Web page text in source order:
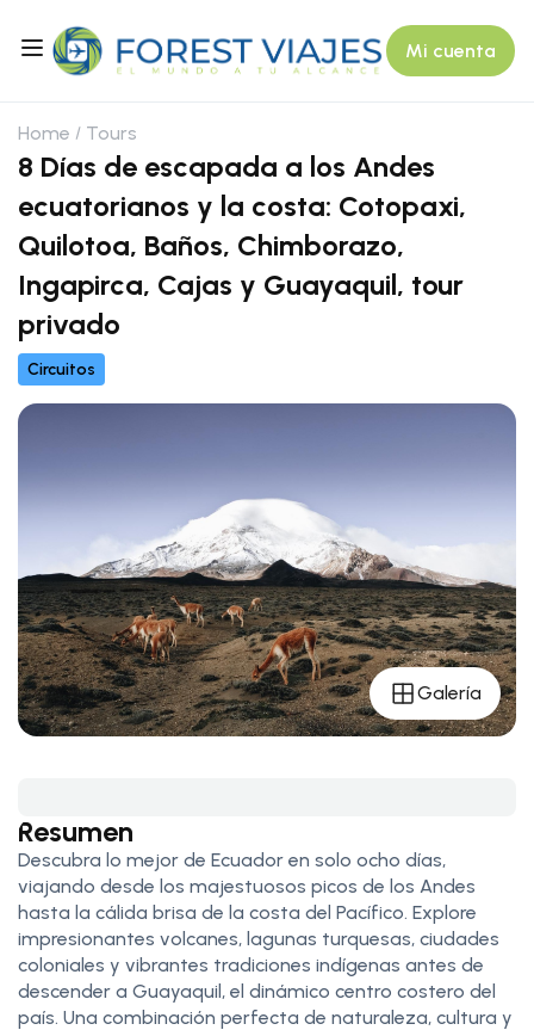
Mi cuenta
Home Tours
8 Días de escapada a los Andes
ecuatorianos y la costa: Cotopaxi,
Quilotoa, Baños, Chimborazo,
Ingapirca, Cajas y Guayaquil, tour
privado
Circuitos
Galería
Resumen
Descubra lo mejor de Ecuador en solo ocho días,
viajando desde los majestuosos picos de los Andes
hasta la cálida brisa de la costa del Pacífico. Explore
impresionantes volcanes, lagunas turquesas, ciudades
coloniales y vibrantes tradiciones indígenas antes de
descender a Guayaquil, el dinámico centro costero del
país. Una combinación perfecta de naturaleza, cultura y